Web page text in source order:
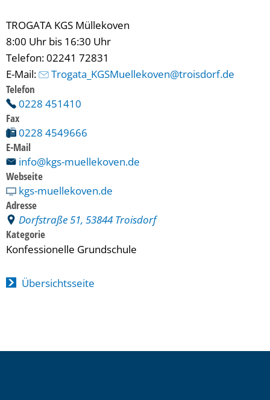
TROGATA KGS Müllekoven
8:00 Uhr bis 16:30 Uhr
Telefon: 02241 72831
E-Mail:
Trogata_KGSMuellekoven@troisdorf.de
Telefon
0228 451410
Fax
0228 4549666
E-Mail
info@kgs-muellekoven.de
Webseite
kgs-muellekoven.de
Adresse
Dorfstraße 51, 53844 Troisdorf
Kategorie
Konfessionelle Grundschule
Übersichtsseite